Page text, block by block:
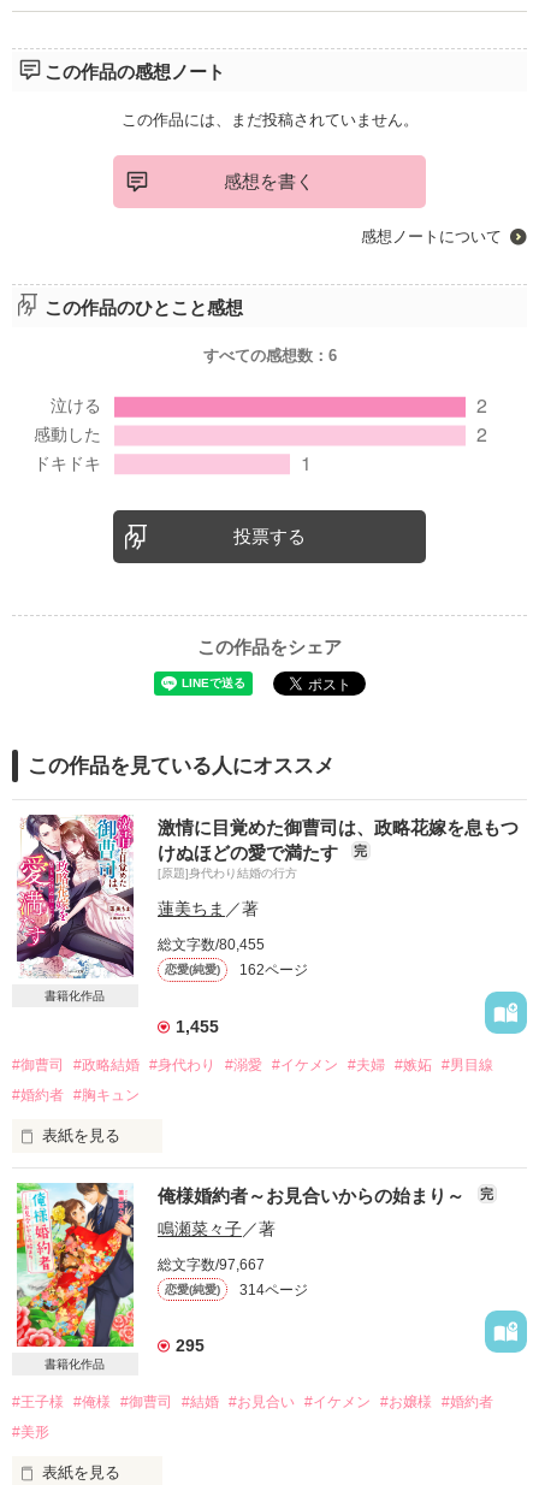
この作品の感想ノート
この作品には、まだ投稿されていません。
感想を書く
感想ノートについて
この作品のひとこと感想
すべての感想数： 6
投票する
この作品をシェア
この作品を見ている人にオススメ
書籍化作品
激情に目覚めた御曹司は、政略花嫁を息もつ
けぬほどの愛で満たす
完
[原題]身代わり結婚の行方
蓮美ちま ／著
総文字数/80,455
恋愛(純愛) 162ページ
1,455
#御曹司 #政略結婚 #身代わり #溺愛 #イケメン #夫婦 #嫉妬 #男目線
#婚約者 #胸キュン
表紙を見る
結婚相手は初恋の人
そして、姉の元婚約者
失踪した姉に代わって結婚した私に
なぜか急に甘くなった旦那様
「俺たちは夫婦で、今ここには新婚旅行に来てるんだ。違
う？」
あんまり甘やかされると、愛されていると勘違いしてしまいそ
う
「ちゃんと理解して。もう君は俺のものだって」
書籍化作品
俺様婚約者～お見合いからの始まり～ 完
鳴瀬菜々子／著
総文字数/97,667
恋愛(純愛) 314ページ
295
#王子様 #俺様 #御曹司 #結婚 #お見合い #イケメン #お嬢様
#婚約者
#美形
表紙を見る